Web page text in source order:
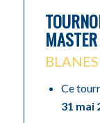
BLANES
Ce
31 mai